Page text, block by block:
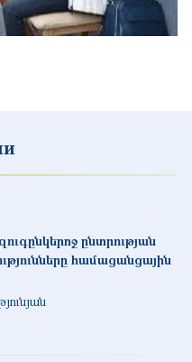
ընտրության
համացանցային